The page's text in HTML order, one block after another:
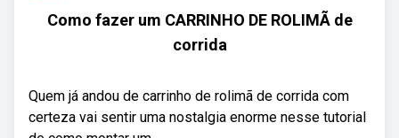
Como fazer um CARRINHO DE ROLIMÃ de
corrida
Quem já andou de carrinho de rolimã de corrida com
certeza vai sentir uma nostalgia enorme nesse tutorial